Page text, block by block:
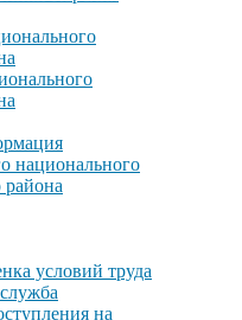
национального
условий труда
на